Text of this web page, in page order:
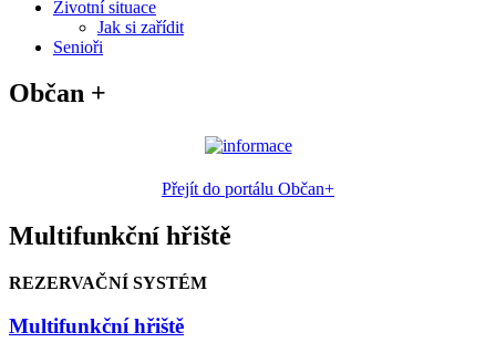
Životní situace
Jak si zařídit
Senioři
Občan +
Přejít do portálu Občan+
Multifunkční hřiště
REZERVAČNÍ SYSTÉM
Multifunkční hřiště